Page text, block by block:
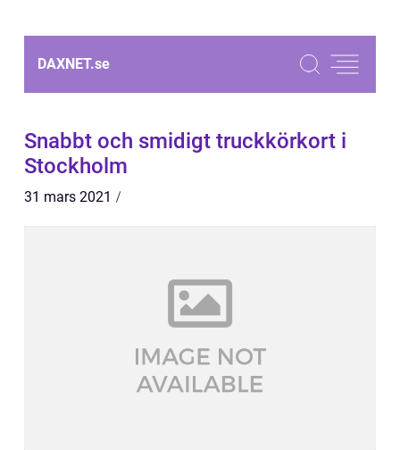
DAXNET.se
Snabbt och smidigt truckkörkort i
Stockholm
31 mars 2021